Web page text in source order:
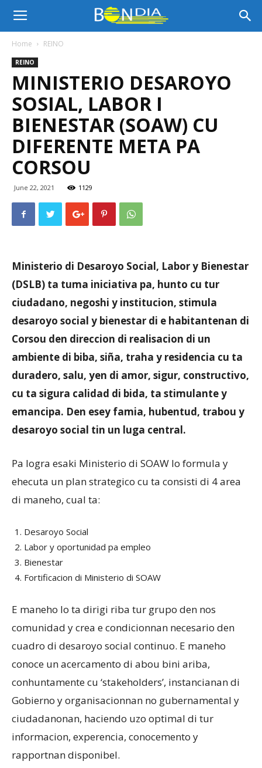
Bon
Dia
Aruba
Noticia
Aruba
Home REINO
REINO
MINISTERIO DESAROYO
SOSIAL, LABOR I
BIENESTAR (SOAW) CU
DIFERENTE META PA
CORSOU
June 22, 2021 1129
Ministerio di Desaroyo Social, Labor y Bienestar
(DSLB) ta tuma iniciativa pa, hunto cu tur
ciudadano, negoshi y institucion, stimula
desaroyo social y bienestar di e habitantenan di
Corsou den direccion di realisacion di un
ambiente di biba, siña, traha y residencia cu ta
duradero, salu, yen di amor, sigur, constructivo,
cu ta sigura calidad di bida, ta stimulante y
emancipa. Den esey famia, hubentud, trabou y
desaroyo social tin un luga central.
Pa logra esaki Ministerio di SOAW lo formula y
ehecuta un plan strategico cu ta consisti di 4 area
di maneho, cual ta:
Desaroyo Social
Labor y oportunidad pa empleo
Bienestar
Fortificacion di Ministerio di SOAW
E maneho lo ta dirigi riba tur grupo den nos
comunidad y crea e condicionnan necesario den
cuadro di desaroyo social continuo. E maneho
conoce un acercamento di abou bini ariba,
conhuntamente cu ‘stakeholders’, instancianan di
Gobierno y organisacionnan no gubernamental y
ciudadanonan, haciendo uzo optimal di tur
informacion, experencia, conocemento y
rapportnan disponibel.